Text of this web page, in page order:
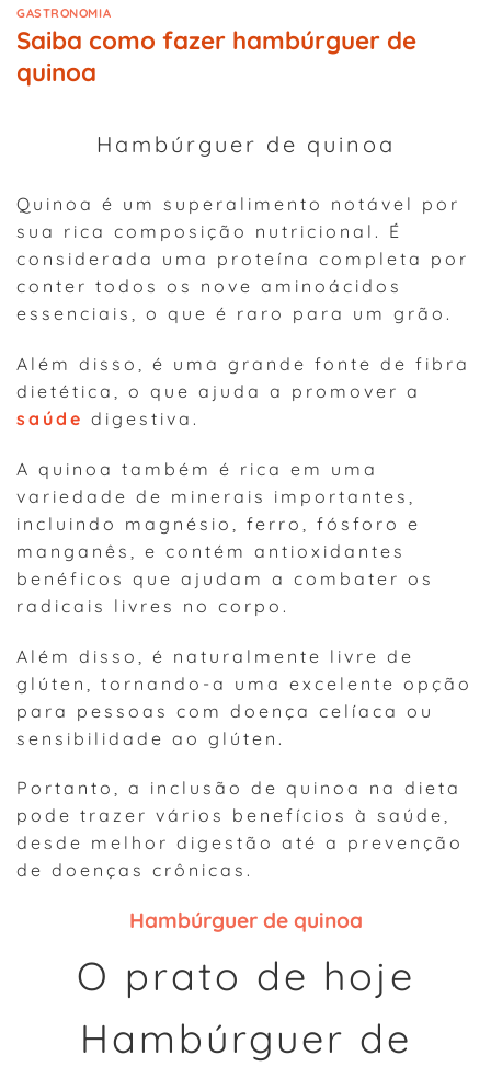
GASTRONOMIA
Saiba como fazer hambúrguer de
quinoa
Hambúrguer de quinoa
Quinoa é um superalimento notável por
sua rica composição nutricional. É
considerada uma proteína completa por
conter todos os nove aminoácidos
essenciais, o que é raro para um grão.
Além disso, é uma grande fonte de fibra
dietética, o que ajuda a promover a
saúde digestiva.
A quinoa também é rica em uma
variedade de minerais importantes,
incluindo magnésio, ferro, fósforo e
manganês, e contém antioxidantes
benéficos que ajudam a combater os
radicais livres no corpo.
Além disso, é naturalmente livre de
glúten, tornando-a uma excelente opção
para pessoas com doença celíaca ou
sensibilidade ao glúten.
Portanto, a inclusão de quinoa na dieta
pode trazer vários benefícios à saúde,
desde melhor digestão até a prevenção
de doenças crônicas.
Hambúrguer de quinoa
O prato de hoje
Hambúrguer de